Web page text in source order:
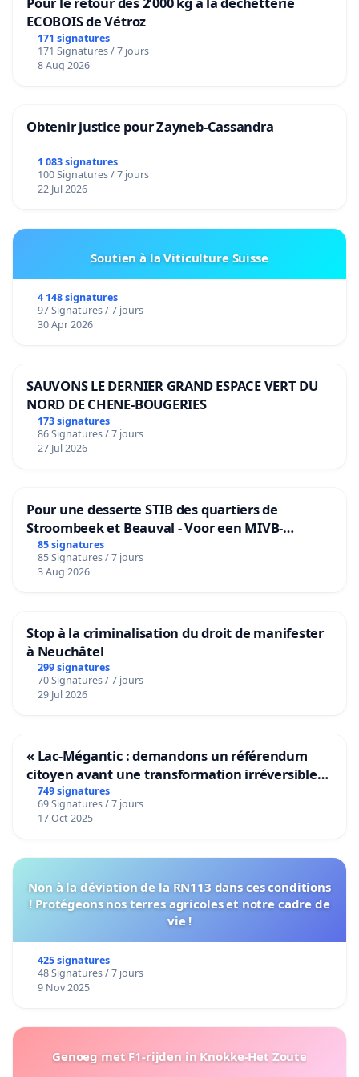
ECOBOIS de Vétroz
171 signatures
171 Signatures / 7 jours
8 Aug 2026
Obtenir justice pour Zayneb-Cassandra
1 083 signatures
100 Signatures / 7 jours
22 Jul 2026
Soutien à la Viticulture Suisse
4 148 signatures
97 Signatures / 7 jours
30 Apr 2026
SAUVONS LE DERNIER GRAND ESPACE VERT DU
NORD DE CHENE-BOUGERIES
173 signatures
86 Signatures / 7 jours
27 Jul 2026
Pour une desserte STIB des quartiers de
Stroombeek et Beauval - Voor een MIVB-
bediening van de wijken Strombeek en Het
Voor
85 signatures
85 Signatures / 7 jours
3 Aug 2026
Stop à la criminalisation du droit de manifester
à Neuchâtel
299 signatures
70 Signatures / 7 jours
29 Jul 2026
« Lac-Mégantic : demandons un référendum
citoyen avant une transformation irréversible
de notre territoire »
749 signatures
69 Signatures / 7 jours
17 Oct 2025
Non à la déviation de la RN113 dans ces conditions
! Protégeons nos terres agricoles et notre cadre de
vie !
425 signatures
48 Signatures / 7 jours
9 Nov 2025
Genoeg met F1-rijden in Knokke-Het Zoute